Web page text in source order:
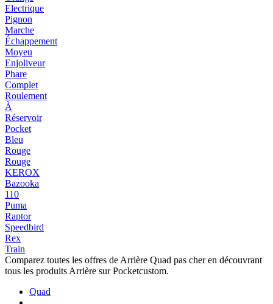
Electrique
Pignon
Marche
Échappement
Moyeu
Enjoliveur
Phare
Complet
Roulement
À
Réservoir
Pocket
Bleu
Rouge
Rouge
KEROX
Bazooka
110
Puma
Raptor
Speedbird
Rex
Train
Comparez toutes les offres de Arrière Quad pas cher en découvrant
tous les produits Arrière sur Pocketcustom.
Quad